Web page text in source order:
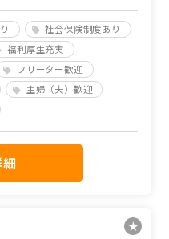
社会保険制度あり
福利厚生充実
フリーター歓迎
主婦（夫）歓迎